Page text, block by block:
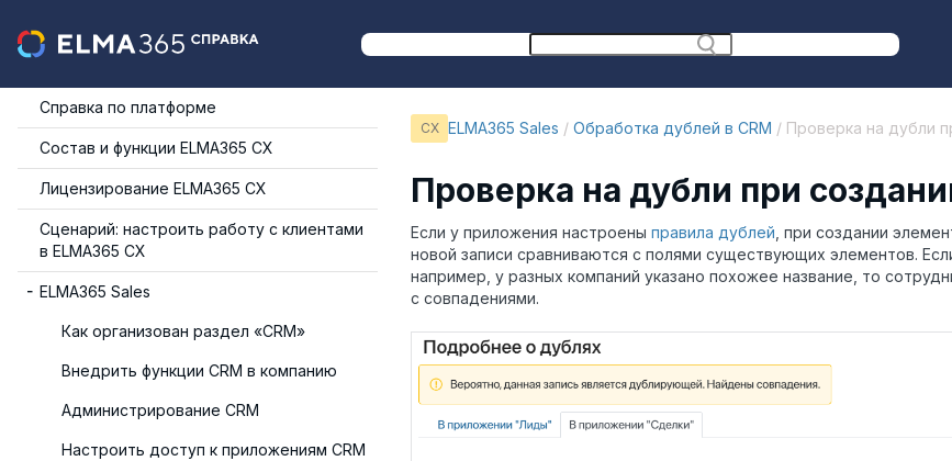
Справка по платформе
Состав и функции ELMA365 СХ
Лицензирование ELMA365 СХ
Сценарий: настроить работу с клиентами
в ELMA365 CX
ELMA365 Sales
Как организован раздел «CRM»
Внедрить функции CRM в компанию
Администрирование CRM
Настроить доступ к приложениям CRM
CX ELMA365 Sales / Обработка дублей в CRM / Проверка на дубли
Проверка на дубли при
Если у приложения настроены правила дублей , при создании
новой записи сравниваются с полями существующих элементов.
например, у разных компаний указано похожее название, то
с совпадениями.